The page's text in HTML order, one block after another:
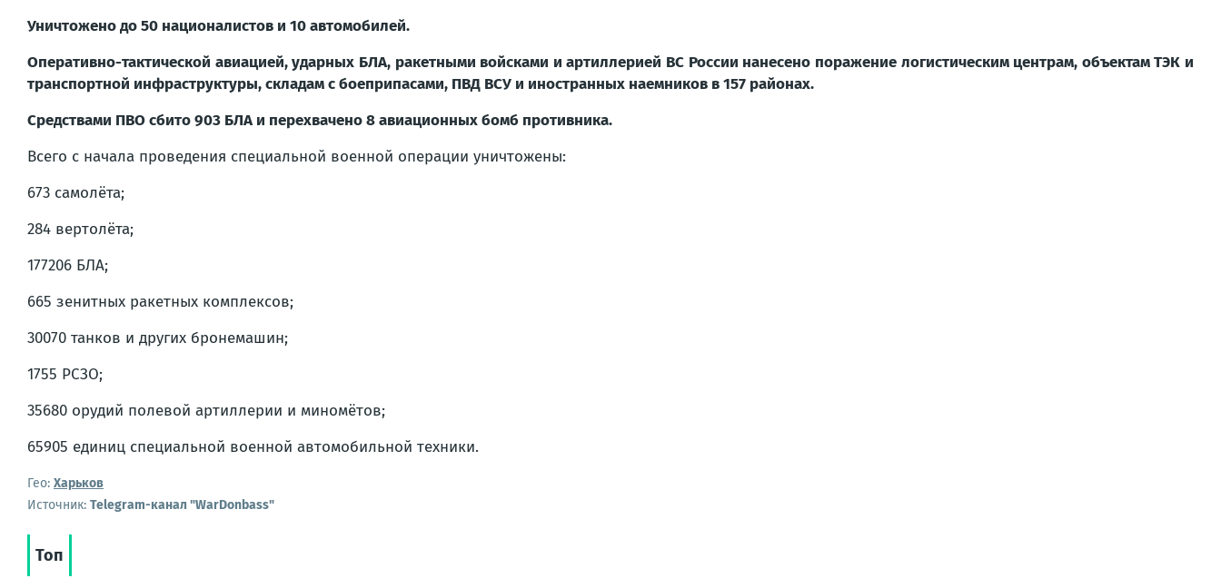
Уничтожено до 50 националистов и 10 автомобилей.
Оперативно-тактической авиацией, ударных БЛА, ракетными войсками и артиллерией ВС России нанесено поражение логистическим центрам, объектам ТЭК и
транспортной инфраструктуры, складам с боеприпасами, ПВД ВСУ и иностранных наемников в 157 районах.
Средствами ПВО сбито 903 БЛА и перехвачено 8 авиационных бомб противника.
Всего с начала проведения специальной военной операции уничтожены:
673 самолёта;
284 вертолёта;
177206 БЛА;
665 зенитных ракетных комплексов;
30070 танков и других бронемашин;
1755 РСЗО;
35680 орудий полевой артиллерии и миномётов;
65905 единиц специальной военной автомобильной техники.
Гео: Харьков
Источник: Telegram-канал "WarDonbass"
Топ